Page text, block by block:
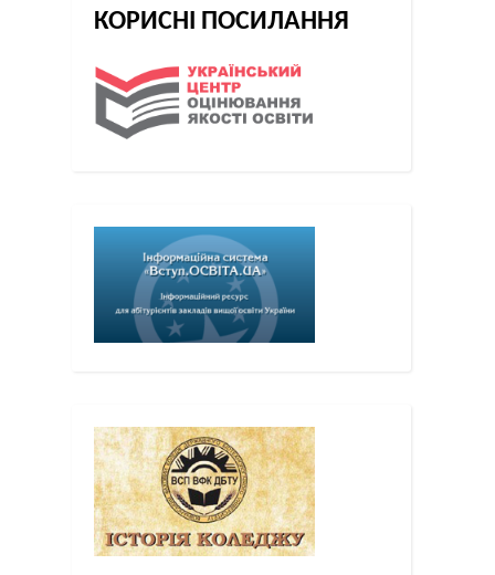
КОРИСНІ ПОСИЛАННЯ